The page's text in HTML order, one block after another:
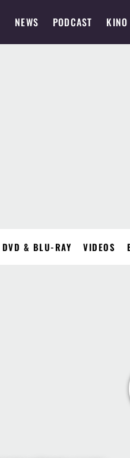
NEWS PODCAST KINO
DVD & BLU-RAY VIDEOS